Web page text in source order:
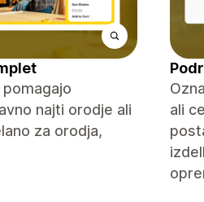
najti orodje ali
za orodja,
ali